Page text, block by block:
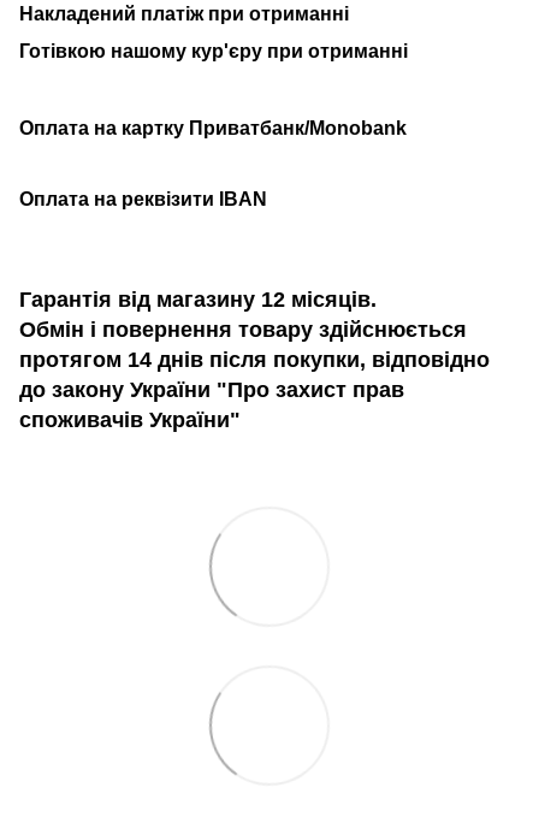
Накладений платіж при отриманні
Готівкою нашому кур'єру при отриманні
Оплата на картку Приватбанк/Monobank
Оплата на реквізити IBAN
Гарантія від магазину 12 місяців.
Обмін і повернення товару здійснюється
протягом 14 днів після покупки, відповідно
до закону України "Про захист прав
споживачів України"